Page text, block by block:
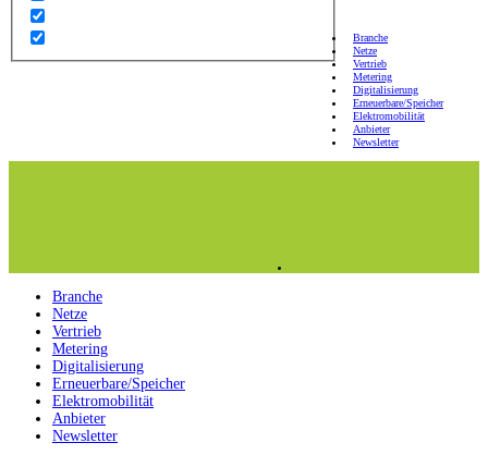
Branche
Netze
Vertrieb
Metering
Digitalisierung
Erneuerbare/Speicher
Elektromobilität
Anbieter
Newsletter
Branche
Netze
Vertrieb
Metering
Digitalisierung
Erneuerbare/Speicher
Elektromobilität
Anbieter
Newsletter